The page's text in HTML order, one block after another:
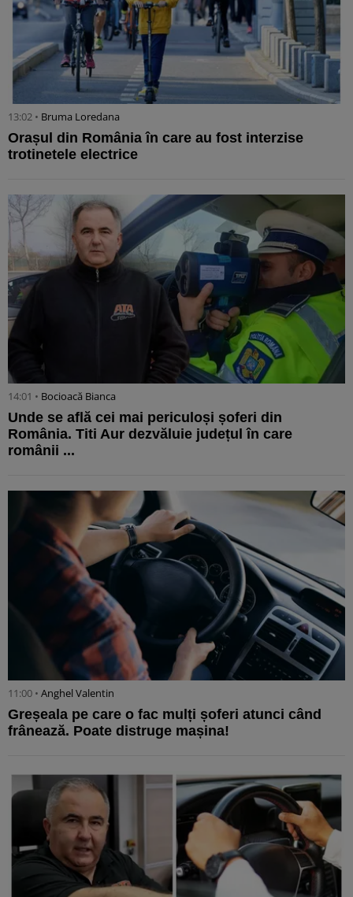
13:02 • Bruma Loredana
Orașul din România în care au fost interzise
trotinetele electrice
14:01 • Bocioacă Bianca
Unde se află cei mai periculoși șoferi din
România. Titi Aur dezvăluie județul în care
românii ...
11:00 • Anghel Valentin
Greșeala pe care o fac mulți șoferi atunci când
frânează. Poate distruge mașina!